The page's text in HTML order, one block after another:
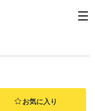
お気に入り